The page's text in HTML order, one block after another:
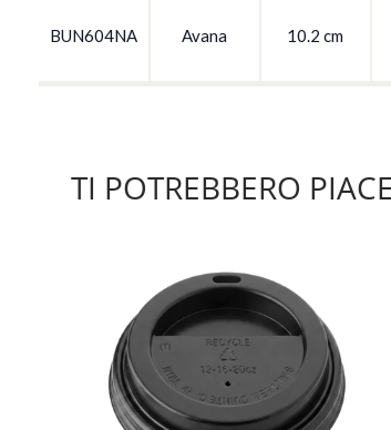
BUN604NA Avana 10.2 cm
TI POTREBBERO